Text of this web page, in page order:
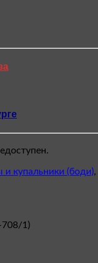
и купальники (боди),
708/1)